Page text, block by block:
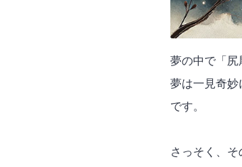
夢の中で「尻
夢は一見奇妙
です。
さっそく、そ